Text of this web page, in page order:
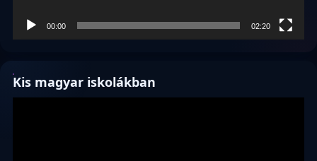
00:00 02:20
Kis magyar iskolákban